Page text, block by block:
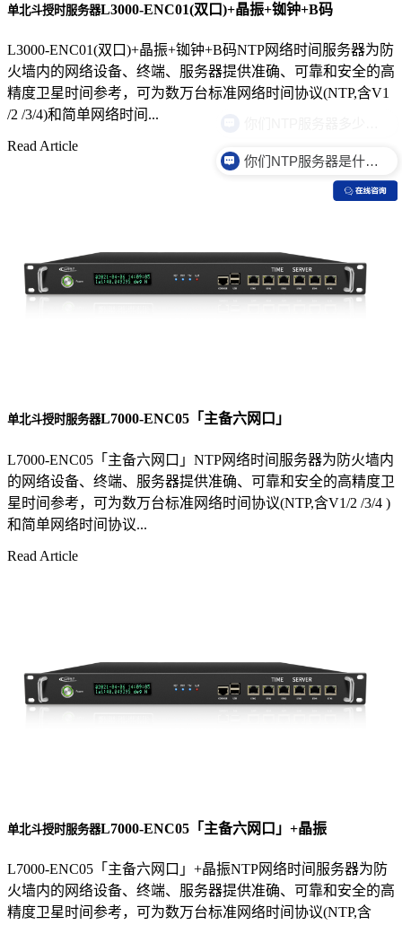
单北斗授时服务器L3000-ENC01(双口)+晶振+铷钟+B码
L3000-ENC01(双口)+晶振+铷钟+B码NTP网络时间服务器为防
火墙内的网络设备、终端、服务器提供准确、可靠和安全的高
精度卫星时间参考，可为数万台标准网络时间协议(NTP,含V1
/2 /3/4)和简单网络时间...
Read Article
单北斗授时服务器L7000-ENC05「主备六网口」
L7000-ENC05「主备六网口」NTP网络时间服务器为防火墙内
的网络设备、终端、服务器提供准确、可靠和安全的高精度卫
星时间参考，可为数万台标准网络时间协议(NTP,含V1/2 /3/4 )
和简单网络时间协议...
Read Article
单北斗授时服务器L7000-ENC05「主备六网口」+晶振
L7000-ENC05「主备六网口」+晶振NTP网络时间服务器为防
火墙内的网络设备、终端、服务器提供准确、可靠和安全的高
精度卫星时间参考，可为数万台标准网络时间协议(NTP,含
你们NTP服务器是什么价格？